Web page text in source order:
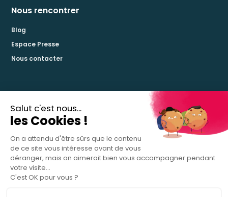
Nous rencontrer
Blog
Espace Presse
Nous contacter
Actions de formation